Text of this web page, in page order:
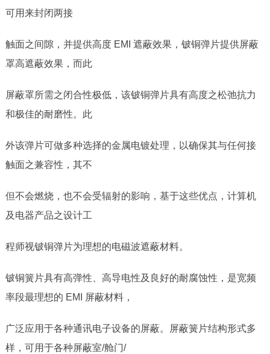
可用来封闭两接
触面之间隙，并提供高度EMI 遮蔽效果，铍铜弹片提供屏蔽
罩高遮蔽效果，而此
屏蔽罩所需之闭合性极低，该铍铜弹片具有高度之松弛抗力
和极佳的耐磨性。此
外该弹片可做多种选择的金属电镀处理，以确保其与任何接
触面之兼容性，其不
但不会燃烧，也不会受辐射的影响，基于这些优点，计算机
及电器产品之设计工
程师视铍铜弹片为理想的电磁波遮蔽材料。
铍铜簧片具有高弹性、高导电性及良好的耐腐蚀性，是宽频
率段最理想的 EMI 屏蔽材料，
广泛应用于各种通讯电子设备的屏蔽。屏蔽簧片结构形式多
样，可用于各种屏蔽室/舱门/